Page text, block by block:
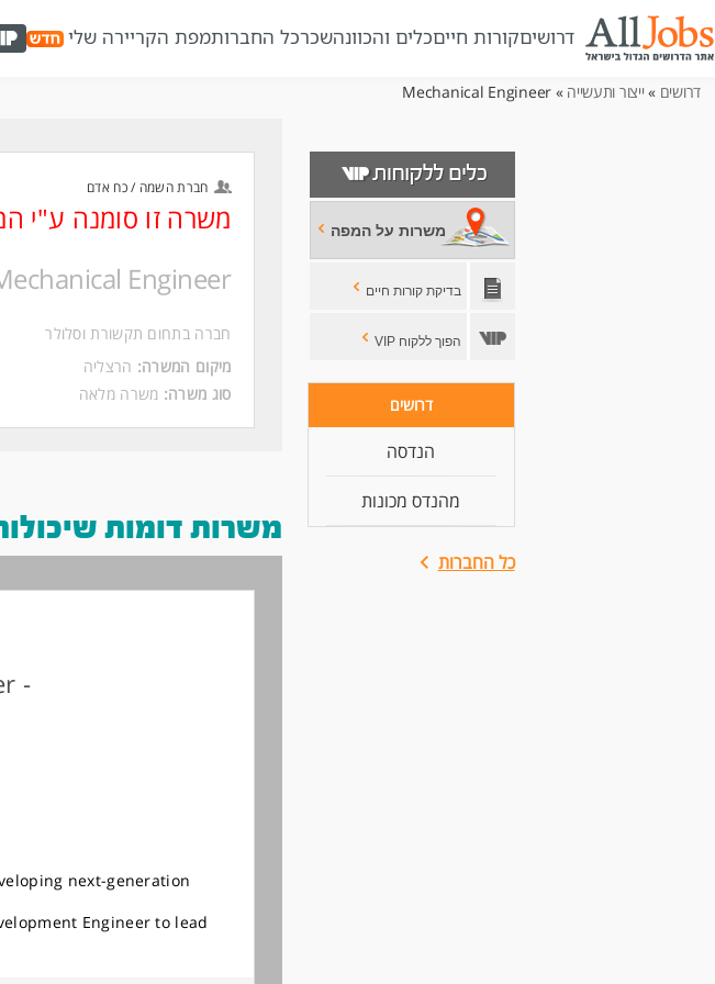
דרושיםקורות חייםכלים והכוונהשכרכל החברותמפת הקריירה שלי
דרושים » ייצור ותעשייה » Mechanical Engineer
משרות על המפה
בדיקת קורות חיים
הפוך ללקוח VIP
דרושים
הנדסה
מהנדס מכונות
כל החברות
חברת השמה / כח אדם
משרה זו סומנה ע"י
Engineer
חברה בתחום תקשורת וסלולר
מיקום המשרה: הרצליה
סוג משרה: משרה מלאה
משרות דומות
-
next-generation
Engineer to lead
in a dynamic, hands-